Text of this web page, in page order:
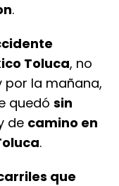
.
Toluca, no
por la mañana,
quedó sin
de camino en
.
que